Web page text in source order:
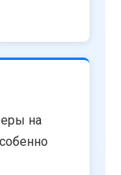
на